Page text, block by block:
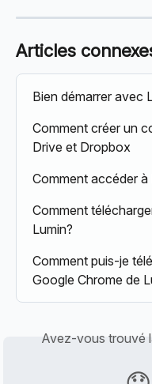
Articles
Bien démarrer avec
Comment créer un
Drive et Dropbox
Comment accéder à
Comment
Lumin?
Comment puis-je
Google Chrome de
Avez-vous trouvé